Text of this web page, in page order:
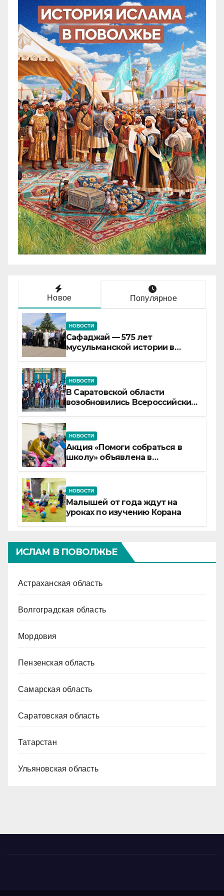
Новое Популярное
НОВОСТИ
Сафаджай — 575 лет
мусульманской истории в
НОВОСТИ
В Саратовской области
возобновились Всероссийские
НОВОСТИ
Акция «Помоги собраться в
школу» объявлена в
НОВОСТИ
Малышей от года ждут на
уроках по изучению Корана
ИСЛАМ В ПОВОЛЖЬЕ
Астраханская область
Волгоградская область
Мордовия
Пензенская область
Самарская область
Саратовская область
Татарстан
Ульяновская область